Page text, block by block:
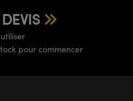
pour commencer